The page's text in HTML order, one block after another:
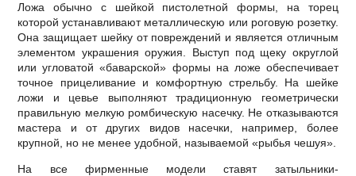
Ложа обычно с шейкой пистолетной формы, на торец
которой устанавливают металлическую или роговую розетку.
Она защищает шейку от повреждений и является отличным
элементом украшения оружия. Выступ под щеку округлой
или угловатой «баварской» формы на ложе обеспечивает
точное прицеливание и комфортную стрельбу. На шейке
ложи и цевье выполняют традиционную геометрически
правильную мелкую ромбическую насечку. Не отказываются
мастера и от других видов насечки, например, более
крупной, но не менее удобной, называемой «рыбья чешуя».
На все фирменные модели ставят затыльники-